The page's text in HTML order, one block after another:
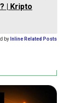
| Kripto
by Inline Related Posts